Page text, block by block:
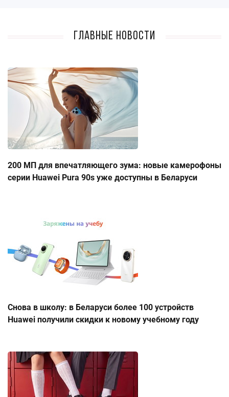
Главные новости
200 МП для впечатляющего зума: новые камерофоны
серии Huawei Pura 90s уже доступны в Беларуси
Снова в школу: в Беларуси более 100 устройств
Huawei получили скидки к новому учебному году